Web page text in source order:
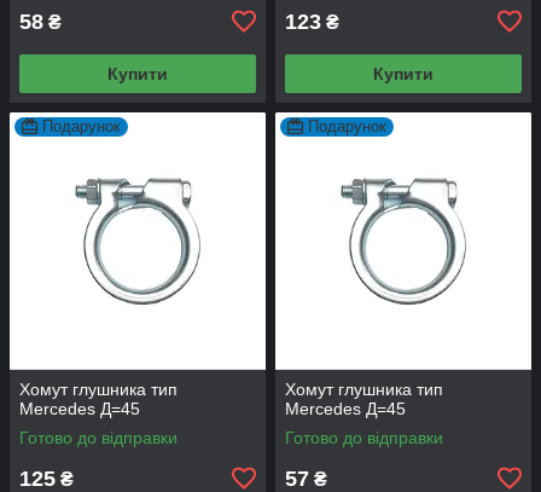
58 ₴
Купити
123 ₴
Купити
Подарунок
Хомут глушника тип
Mercedes Д=45
Готово до відправки
125 ₴
Подарунок
Хомут глушника тип
Mercedes Д=45
Готово до відправки
57 ₴